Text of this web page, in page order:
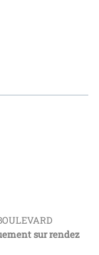
sur rendez